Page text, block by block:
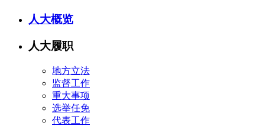
人大概览
人大履职
地方立法
监督工作
重大事项
选举任免
代表工作